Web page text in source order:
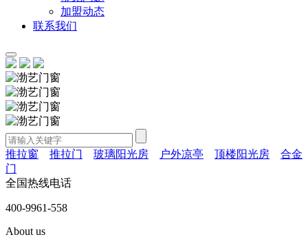
加盟动态
联系我们
推拉窗 推拉门 玻璃阳光房 户外凉亭 顶楼阳光房
合金
门
全国热线电话
400-9961-558
About us